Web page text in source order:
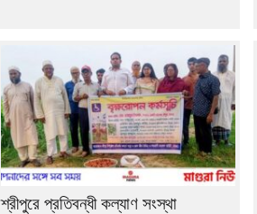
শ্রীপুরে প্রতিবন্ধী কল্যাণ সংস্থা